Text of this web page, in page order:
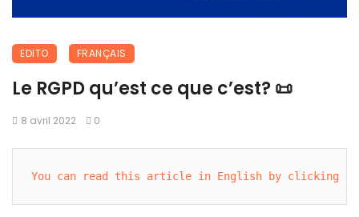
EDITO FRANÇAIS
Le RGPD qu’est ce que c’est? 📜
8 avril 2022 0
You can read this article in English by clicking